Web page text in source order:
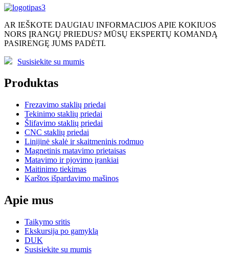
AR IEŠKOTE DAUGIAU INFORMACIJOS APIE KOKIUOS
NORS ĮRANGŲ PRIEDUS? MŪSŲ EKSPERTŲ KOMANDĄ
PASIRENGĘ JUMS PADĖTI.
Susisiekite su mumis
Produktas
Frezavimo staklių priedai
Tekinimo staklių priedai
Šlifavimo staklių priedai
CNC staklių priedai
Linijinė skalė ir skaitmeninis rodmuo
Magnetinis matavimo prietaisas
Matavimo ir pjovimo įrankiai
Maitinimo tiekimas
Karštos išpardavimo mašinos
Apie mus
Taikymo sritis
Ekskursija po gamyklą
DUK
Susisiekite su mumis